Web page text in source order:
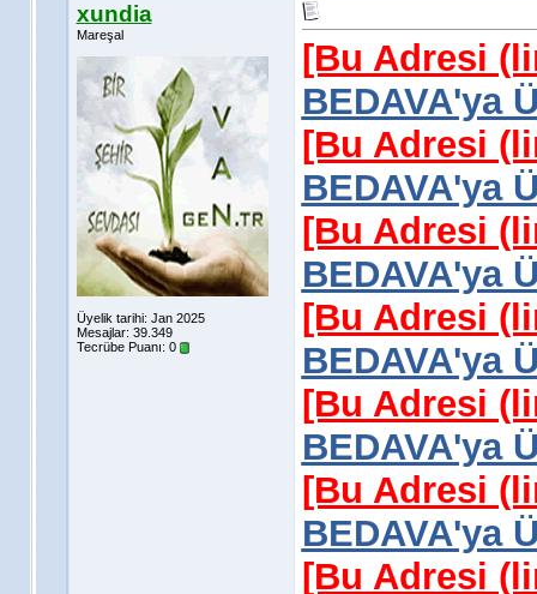
xundia
Mareşal
Üyelik tarihi: Jan 2025
Mesajlar: 39.349
Tecrübe Puanı: 0
[Bu Adresi
BEDAVA'ya
[Bu Adresi
BEDAVA'ya
[Bu Adresi
BEDAVA'ya
[Bu Adresi
BEDAVA'ya
[Bu Adresi
BEDAVA'ya
[Bu Adresi
BEDAVA'ya
[Bu Adresi